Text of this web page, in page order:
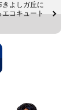
きよしガ丘に
エコキュート